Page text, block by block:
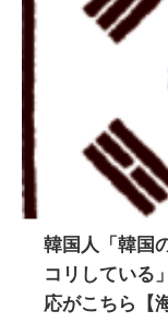
韓国人「韓国
コリしている
応がこちら【